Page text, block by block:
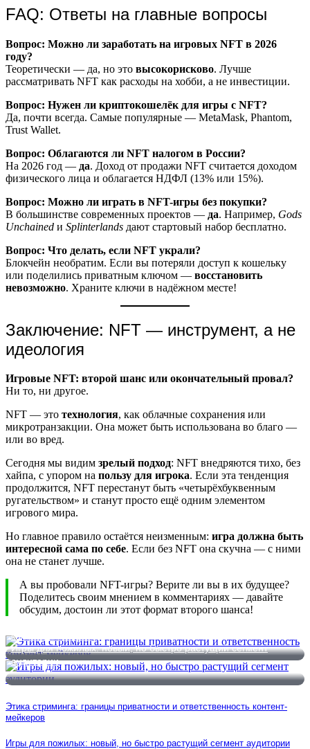
FAQ: Ответы на главные вопросы
Вопрос: Можно ли заработать на игровых NFT в 2026
году?
Теоретически — да, но это высокорисково. Лучше
рассматривать NFT как расходы на хобби, а не инвестиции.
Вопрос: Нужен ли криптокошелёк для игры с NFT?
Да, почти всегда. Самые популярные — MetaMask, Phantom,
Trust Wallet.
Вопрос: Облагаются ли NFT налогом в России?
На 2026 год — да. Доход от продажи NFT считается доходом
физического лица и облагается НДФЛ (13% или 15%).
Вопрос: Можно ли играть в NFT-игры без покупки?
В большинстве современных проектов — да. Например, Gods
Unchained и Splinterlands дают стартовый набор бесплатно.
Вопрос: Что делать, если NFT украли?
Блокчейн необратим. Если вы потеряли доступ к кошельку
или поделились приватным ключом — восстановить
невозможно. Храните ключи в надёжном месте!
Заключение: NFT — инструмент, а не
идеология
Игровые NFT: второй шанс или окончательный провал?
Ни то, ни другое.
NFT — это технология, как облачные сохранения или
микротранзакции. Она может быть использована во благо —
или во вред.
Сегодня мы видим зрелый подход: NFT внедряются тихо, без
хайпа, с упором на пользу для игрока. Если эта тенденция
продолжится, NFT перестанут быть «четырёхбуквенным
ругательством» и станут просто ещё одним элементом
игрового мира.
Но главное правило остаётся неизменным: игра должна быть
интересной сама по себе. Если без NFT она скучна — с ними
она не станет лучше.
А вы пробовали NFT-игры? Верите ли вы в их будущее?
Поделитесь своим мнением в комментариях — давайте
обсудим, достоин ли этот формат второго шанса!
контент-мейкеров
Игры для пожилых: новый, но быстро растущий сегмент
аудитории
Этика стриминга: границы приватности и ответственность контент-
мейкеров
Игры для пожилых: новый, но быстро растущий сегмент аудитории